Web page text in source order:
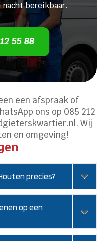
nacht bereikbaar.
55 88
een afspraak of
ons op 085 212
Wij
en omgeving!
precies?
op een